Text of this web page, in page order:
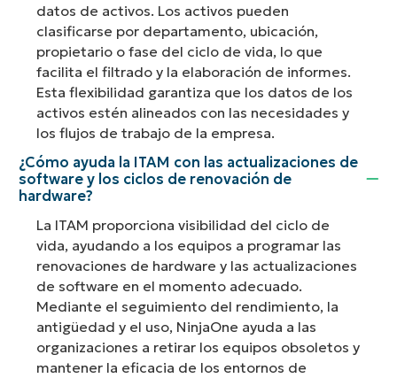
datos de activos. Los activos pueden
clasificarse por departamento, ubicación,
propietario o fase del ciclo de vida, lo que
facilita el filtrado y la elaboración de informes.
Esta flexibilidad garantiza que los datos de los
activos estén alineados con las necesidades y
los flujos de trabajo de la empresa.
¿Cómo ayuda la ITAM con las actualizaciones de
software y los ciclos de renovación de
hardware?
La ITAM proporciona visibilidad del ciclo de
vida, ayudando a los equipos a programar las
renovaciones de hardware y las actualizaciones
de software en el momento adecuado.
Mediante el seguimiento del rendimiento, la
antigüedad y el uso, NinjaOne ayuda a las
organizaciones a retirar los equipos obsoletos y
mantener la eficacia de los entornos de